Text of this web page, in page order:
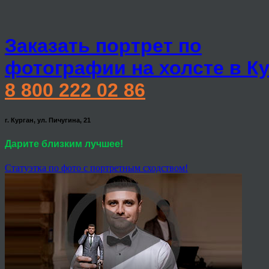
Заказать портрет по
фотографии на холсте в
8 800 222 02 86
г. Курган, ул. Пичугина, 21
Дарите близким лучшее!
Статуэтка по фото с портретным сходством!